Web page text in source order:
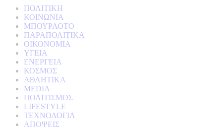
ΠΟΛΙΤΙΚΗ
ΚΟΙΝΩΝΙΑ
ΜΠΟΥΡΛΟΤΟ
ΠΑΡΑΠΟΛΙΤΙΚΑ
ΟΙΚΟΝΟΜΙΑ
ΥΓΕΙΑ
ΕΝΕΡΓΕΙΑ
ΚΟΣΜΟΣ
ΑΘΛΗΤΙΚΑ
MEDIA
ΠΟΛΙΤΙΣΜΟΣ
LIFESTYLE
ΤΕΧΝΟΛΟΓΙΑ
ΑΠΟΨΕΙΣ